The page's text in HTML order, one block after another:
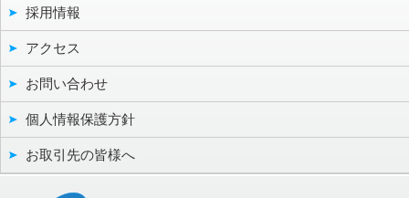
採用情報
アクセス
お問い合わせ
個人情報保護方針
お取引先の皆様へ